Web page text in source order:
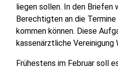
liegen sollen. In den Briefen
Berechtigten an die
kommen können. Diese
kassenärztliche
Frühestens im Februar soll